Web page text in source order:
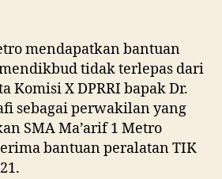
mendapatkan bantuan
tidak terlepas dari
Komisi X DPRRI bapak Dr.
sebagai perwakilan yang
SMA Ma’arif 1 Metro
bantuan peralatan TIK